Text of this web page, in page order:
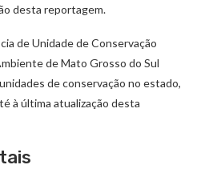
desta reportagem.
de Unidade de Conservação
de Mato Grosso do Sul
de conservação no estado,
à última atualização desta